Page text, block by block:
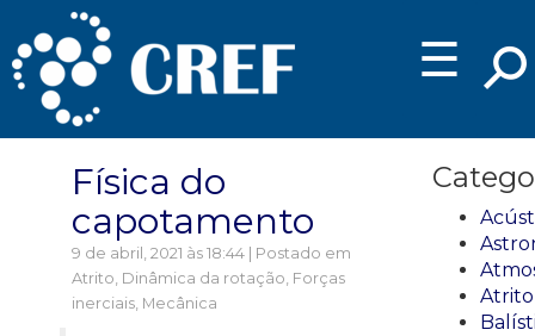
☰
Física do
capotamento
9 de abril, 2021 às 18:44 | Postado em
Atrito, Dinâmica da rotação, Forças
inerciais, Mecânica
Atrito